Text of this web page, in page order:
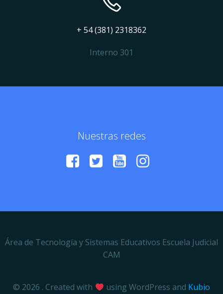
+ 54 (381) 2318362
Interno 301
Nuestras redes
Área de Tecnología y Sistemas Educativos Escuela Judicial
CAM
© 2026 . Created with using WordPress and Kubio